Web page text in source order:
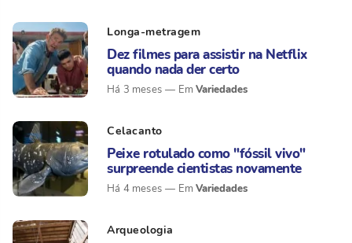
Longa-metragem
Dez filmes para assistir na Netflix
quando nada der certo
Há 3 meses Variedades
Celacanto
Peixe rotulado como "fóssil vivo"
surpreende cientistas novamente
Há 4 meses Variedades
Arqueologia